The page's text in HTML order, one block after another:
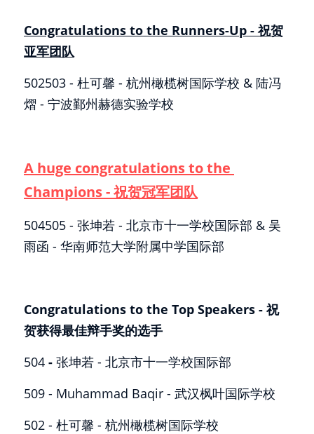
Congratulations to the Runners-Up - 祝贺
亚军团队
502503 - 杜可馨 - 杭州橄榄树国际学校 & 陆冯
熠 - 宁波鄞州赫德实验学校
A huge congratulations to the
Champions - 祝贺冠军团队
504505 - 张坤若 - 北京市十一学校国际部 & 吴
雨函 - 华南师范大学附属中学国际部
Congratulations to the Top Speakers - 祝
贺获得最佳辩手奖的选手
504 - 张坤若 - 北京市十一学校国际部
509 - Muhammad Baqir - 武汉枫叶国际学校
502 - 杜可馨 - 杭州橄榄树国际学校